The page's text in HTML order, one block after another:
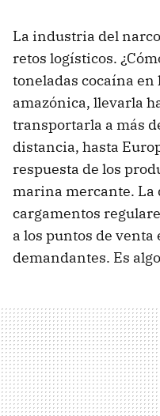
La industria del
retos logísticos.
toneladas cocaína en
amazónica, llevarla
transportarla a más
distancia, hasta
respuesta de los
marina mercante. La
cargamentos
a los puntos de venta
demandantes. Es